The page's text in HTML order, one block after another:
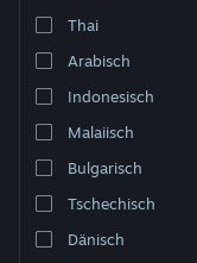
Desktopversion
Thai
Arabisch
Indonesisch
Malaiisch
Bulgarisch
Tschechisch
Dänisch